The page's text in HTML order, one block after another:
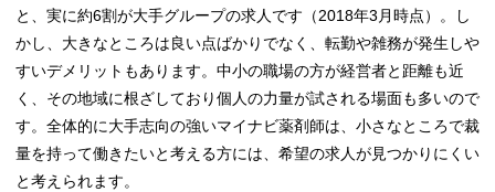
と、実に約6割が大手グループの求人です（2018年3月時点）。し
かし、大きなところは良い点ばかりでなく、転勤や雑務が発生しや
すいデメリットもあります。中小の職場の方が経営者と距離も近
く、その地域に根ざしており個人の力量が試される場面も多いので
す。全体的に大手志向の強いマイナビ薬剤師は、小さなところで裁
量を持って働きたいと考える方には、希望の求人が見つかりにくい
と考えられます。